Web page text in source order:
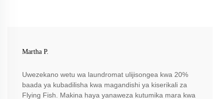
Martha P.
Uwezekano wetu wa laundromat ulijisongea kwa 20%
baada ya kubadilisha kwa magandishi ya kiserikali za
Flying Fish. Makina haya yanaweza kutumika mara kwa